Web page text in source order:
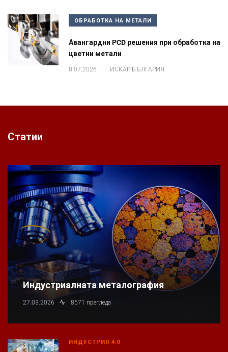
ОБРАБОТКА НА МЕТАЛИ
Авангардни PCD решения при обработка на
цветни метали
8.07.2026 . ИСКАР БЪЛГАРИЯ
Статии
Индустриалната металография
27.03.2026 8571 прегледа
ИНДУСТРИЯ 4.0